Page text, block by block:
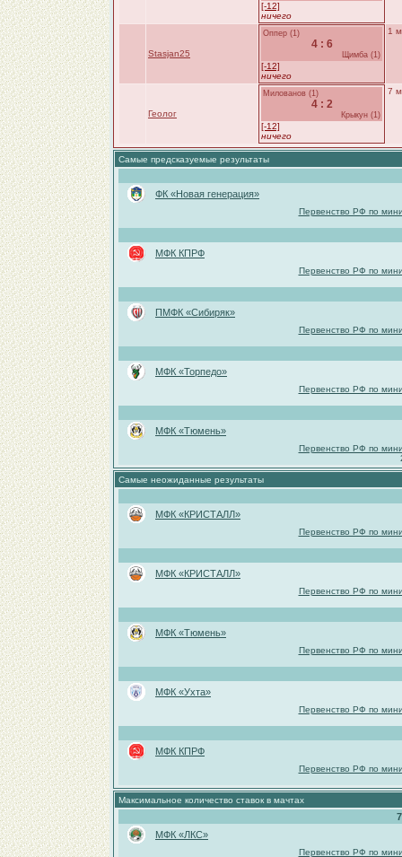
[-12]
ничего
Stasjan25
Оппер (1)
4 : 6
Щимба (1)
[-12]
ничего
1
Геолог
Милованов (1)
4 : 2
Крыкун (1)
[-12]
ничего
7
Самые предсказуемые результаты
ФК «Новая генерация»
Первенство РФ по
МФК КПРФ
Первенство РФ по
ПМФК «Сибиряк»
Первенство РФ по
МФК «Торпедо»
Первенство РФ по
МФК «Тюмень»
Первенство РФ по
Самые неожиданные результаты
МФК «КРИСТАЛЛ»
Первенство РФ по
МФК «КРИСТАЛЛ»
Первенство РФ по
МФК «Тюмень»
Первенство РФ по
МФК «Ухта»
Первенство РФ по
МФК КПРФ
Первенство РФ по
Максимальное количество ставок в мачтах
МФК «ЛКС»
Первенство РФ по